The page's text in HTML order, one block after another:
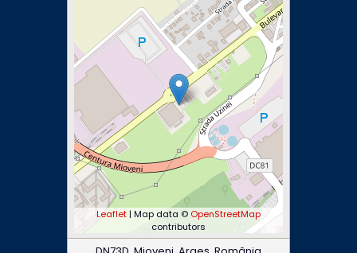
Leaflet | Map data © OpenStreetMap
contributors